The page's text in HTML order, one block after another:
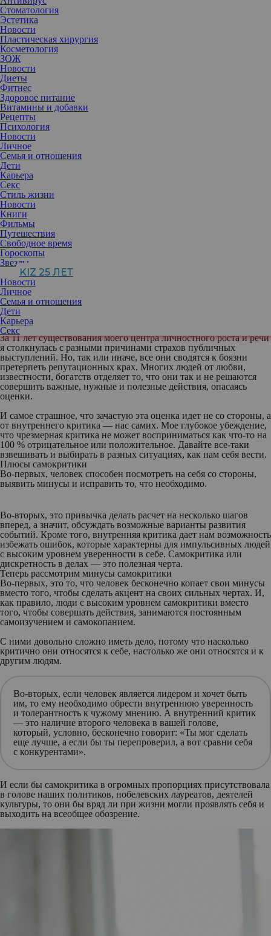
Стоматология
Эстетика
Новости
Пластическая хирургия
Косметология
ЗОЖ
Новости
Диеты
Фитнес
Здоровое питание
Витамины и добавки
Рецепты
Психология
Новости
Личное
Семья и отношения
Дети
Карьера
Секс
Стиль жизни
Новости
Книги
Фильмы
Путешествия
Свободное время
Гороскопы
Звезды
KIZ 25 ЛЕТ
Новости
Личное
Семья и отношения
Дети
Карьера
Секс
Вся система образования построена на том, что человек
воспринимает себя, свои результаты и свои качества через
оценку — плохо, хорошо, удовлетворительно. И вот этот
внутренний критик живет в каждом из нас. Разбираемся, чего
больше от самокритики — плюсов или минусов.
За 11 лет существования моего центра личностного роста и речи
я столкнулась с разными причинами страхов публичных
выступлений. Но, так или иначе, все они сводятся к боязни
претерпеть репутационных крах. Многих людей от любви,
известности, богатств отделяет то, что они так и не решаются
совершить важные, нужные и полезные действия, опасаясь
оценки.
И самое страшное, что зачастую эта оценка идет не со стороны, а
от внутреннего критика — нас самих. Мое глубокое убеждение,
что чрезмерная критика не может восприниматься как что-то на
100 % отрицательное или положительное. Давайте все-таки
взвешивать и выбирать в разных ситуациях, как нам себя вести.
Плюсы самокритики
Во-первых, человек способен посмотреть на себя со стороны,
выявить минусы и исправить то, что необходимо.
Во-вторых, это привычка делать расчет на несколько шагов
вперед, а значит, обсуждать возможные варианты развития
событий. Кроме того, внутренняя критика дает нам возможность
избежать ошибок, которые характерны для импульсивных людей
с высоким уровнем уверенности в себе. Самокритика или
дискретность в делах — это полезная черта.
Теперь рассмотрим минусы самокритики
Во-первых, это то, что человек бесконечно копает свои минусы
вместо того, чтобы сделать акцент на своих сильных чертах. И,
как правило, люди с высоким уровнем самокритики вместо
того, чтобы совершать действия, занимаются постоянным
самоизучением и самокопанием.
С ними довольно сложно иметь дело, потому что насколько
критично они относятся к себе, настолько же они относятся и к
другим людям.
Во-вторых, если человек является лидером и хочет быть
им, то ему необходимо обрести внутреннюю уверенность
и толерантность к чужому мнению. А внутренний критик
— это наличие второго человека в вашей голове,
который, условно, бесконечно говорит: «Ты мог сделать
еще лучше, а если бы ты перепроверил, а вот сравни себя
с конкурентами».
И если бы самокритика в огромных пропорциях присутствовала
в голове наших политиков, нобелевских лауреатов, деятелей
культуры, то они бы вряд ли при жизни могли проявлять себя и
выходить на всеобщее обозрение.